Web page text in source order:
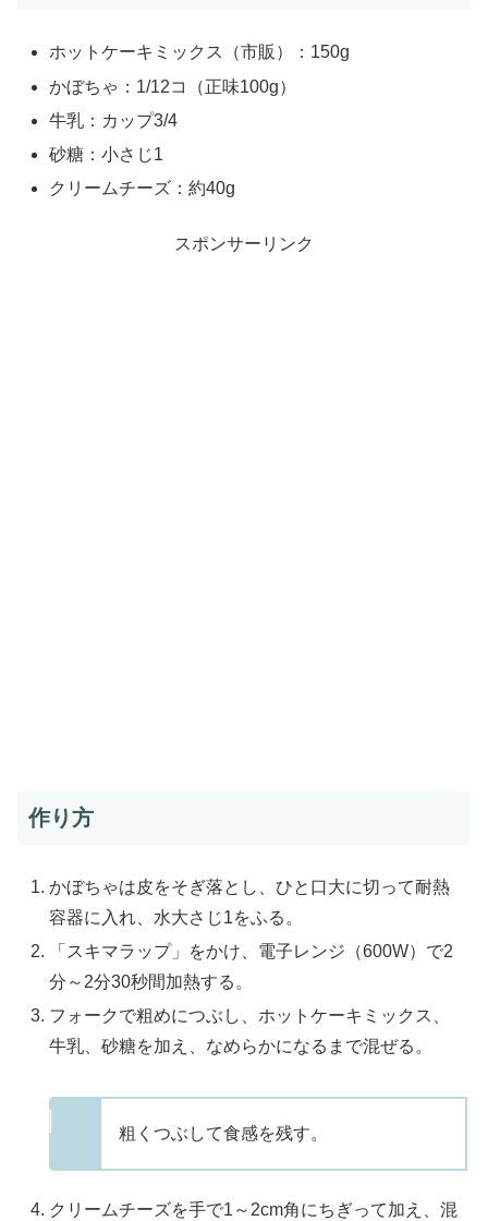
ホットケーキミックス（市販）：150g
かぼちゃ：1/12コ（正味100g）
牛乳：カップ3/4
砂糖：小さじ1
クリームチーズ：約40g
スポンサーリンク
作り方
かぼちゃは皮をそぎ落とし、ひと口大に切って耐熱
容器に入れ、水大さじ1をふる。
「スキマラップ」をかけ、電子レンジ（600W）で2
分～2分30秒間加熱する。
フォークで粗めにつぶし、ホットケーキミックス、
牛乳、砂糖を加え、なめらかになるまで混ぜる。
粗くつぶして食感を残す。
クリームチーズを手で1～2cm角にちぎって加え、混